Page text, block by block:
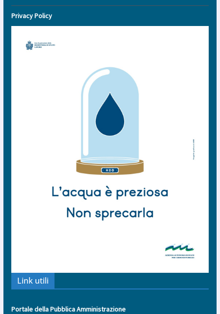
Privacy Policy
Link utili
Portale della Pubblica Amministrazione